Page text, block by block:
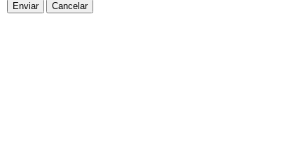
Enviar Cancelar